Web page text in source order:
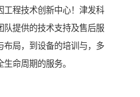
工程技术创新中心！津发科
队提供的技术支持及售后服
布局，到设备的培训与，多
命周期的服务。